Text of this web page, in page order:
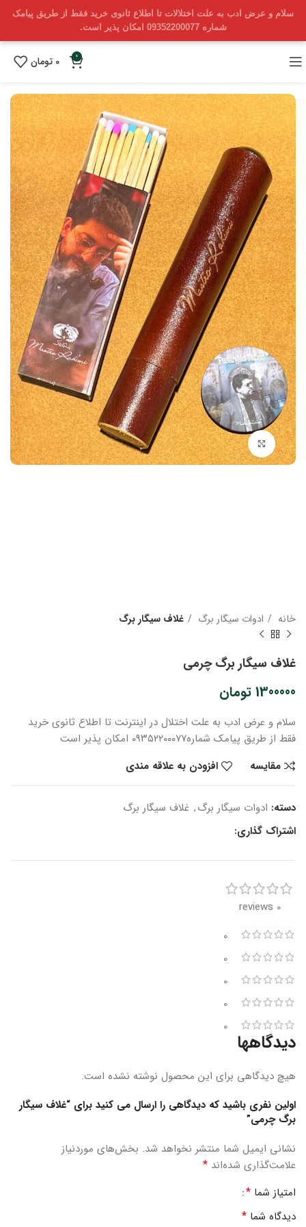
سلام و عرض ادب به علت اختلالات تا اطلاع ثانوی خرید فقط از طریق پیامک
شماره 09352200077 امکان پذیر است.
0
0 تومان
بزرگنمایی تصویر
خانه ادوات سیگار برگ غلاف سیگار برگ
غلاف سیگار برگ چرمی
1300000 تومان
سلام و عرض ادب به علت اختلال در اینترنت تا اطلاع ثانوی خرید
فقط از طریق پیامک شماره۰۹۳۵۲۲۰۰۰۷۷ امکان پذیر است
مقایسه
افزودن به علاقه مندی
دسته: ادوات سیگار برگ, غلاف سیگار برگ
اشتراک گذاری:
0 reviews
0
0
0
0
0
دیدگاهها
هیچ دیدگاهی برای این محصول نوشته نشده است.
اولین نفری باشید که دیدگاهی را ارسال می کنید برای “غلاف سیگار
برگ چرمی”
نشانی ایمیل شما منتشر نخواهد شد. بخش‌های موردنیاز
علامت‌گذاری شده‌اند *
امتیاز شما *
دیدگاه شما *